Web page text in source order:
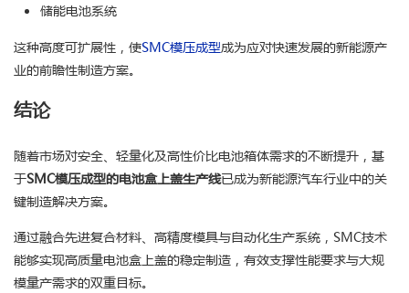
储能电池系统
这种高度可扩展性，使SMC模压成型成为应对快速发展的新能源产
业的前瞻性制造方案。
结论
随着市场对安全、轻量化及高性价比电池箱体需求的不断提升，基
于SMC模压成型的电池盒上盖生产线已成为新能源汽车行业中的关
键制造解决方案。
通过融合先进复合材料、高精度模具与自动化生产系统，SMC技术
能够实现高质量电池盒上盖的稳定制造，有效支撑性能要求与大规
模量产需求的双重目标。